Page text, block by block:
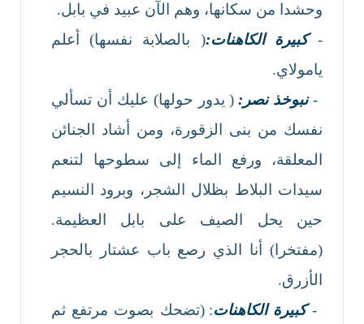
وحشدا من سكانها، وهم الآن عبيد في بابل.
-كبيرة الكاهنات:( بالصلابة نفسها) أعلم
يامولاي.
-نبوخذ نصر:( يدور حولها) عليك أن تسألي
نفسك من بنى الزقورة، ومن أشاد الجنائن
المعلقة، ورفع الماء إلى سطوحها لتنعم
سيدات البلاط بظلال الشجر، وبرود النسيم
حين يحل الصيف على بابل العظيمة.
(مفتخرا) أنا الذي رصع باب عشتار بالحجر
الأزرق.
-كبيرة الكاهنات: (تضحك بصوت مرتفع ثم